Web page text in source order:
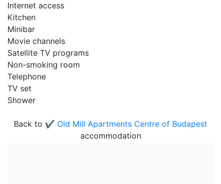
Internet access
Kitchen
Minibar
Movie channels
Satellite TV programs
Non-smoking room
Telephone
TV set
Shower
Back to ✔️ Old Mill Apartments Centre of Budapest
accommodation